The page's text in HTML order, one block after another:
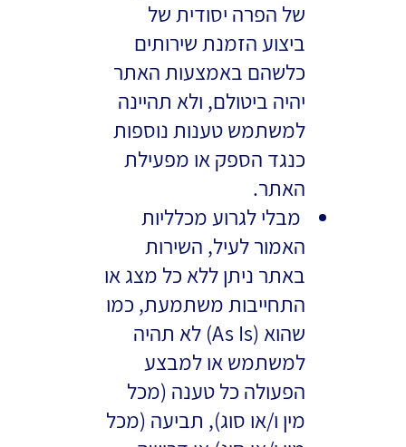
של הפרה יסודית של
ביצוע הזמנת שירותים
כלשהם באמצעות האתר
יהיה ביטולם, ולא תהיינה
למשתמש טענות נוספות
כנגד הספק או מפעילת
האתר.
מבלי לגרוע מכלליות
האמור לעיל, השירות
באתר ניתן ללא כל מצג או
התחייבות משתמעת, כמו
שהוא (As Is) לא תהיה
למשתמש או למבצע
הפעולה כל טענה (מכל
מין ו/או סוג), תביעה (מכל